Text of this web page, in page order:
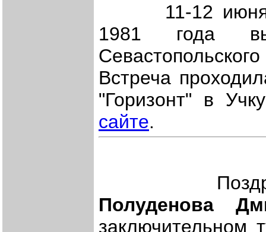
11-12 июня
1981 года
Встреча
"Горизонт" в
сайте.
Полуденова
заключительном